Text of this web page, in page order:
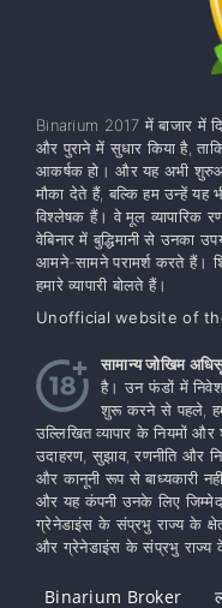
Binarium 2017 में बाजार में
और पुराने में सुधार किया है,
आकर्षक हो। और यह अभी
मौका देते हैं, बल्कि हम उन्हें यह
विश्लेषक हैं। वे मूल व्यापारिक
वेबिनार में बुद्धिमानी से उनका
आमने-सामने परामर्श करते हैं।
हमारे व्यापारी बोलते हैं।
Unofficial website of
सामान्य जोखिम
है। उन फंडों में
शुरू करने से पहले,
उल्लिखित व्यापार के नियमों और
उदाहरण, सुझाव, रणनीति और
और कानूनी रूप से बाध्यकारी
और यह कंपनी उनके लिए
ग्रेनेडाइंस के संप्रभु राज्य के
और ग्रेनेडाइंस के संप्रभु राज्य के
Binarium Broker